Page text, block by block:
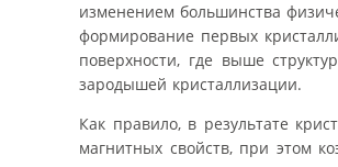
изменением большинства
формирование первых
поверхности, где выше
зародышей кристаллизации.
Как правило, в результате
магнитных свойств, при этом